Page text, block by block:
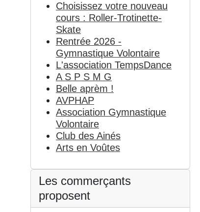
Choisissez votre nouveau
cours : Roller-Trotinette-
Skate
Rentrée 2026 -
Gymnastique Volontaire
L'association TempsDance
A S P S M G
Belle aprèm !
AVPHAP
Association Gymnastique
Volontaire
Club des Ainés
Arts en Voûtes
Les commerçants
proposent